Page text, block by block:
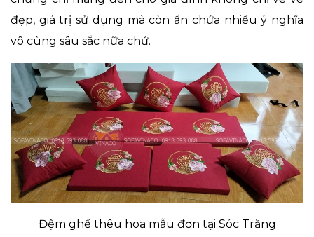
đẹp, giá trị sử dụng mà còn ẩn chứa nhiều ý nghĩa
vô cùng sâu sắc nữa chứ.
Đệm ghế thêu hoa mẫu đơn tại Sóc Trăng